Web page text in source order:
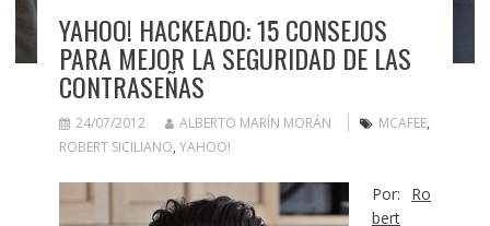
YAHOO! HACKEADO: 15 CONSEJOS
PARA MEJOR LA SEGURIDAD DE LAS
CONTRASEÑAS
24/07/2012 ALBERTO MARÍN MORÁN MCAFEE,
ROBERT SICILIANO, YAHOO!
Por: Ro
bert